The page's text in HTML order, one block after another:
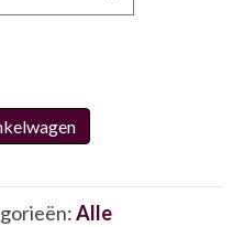
Alle